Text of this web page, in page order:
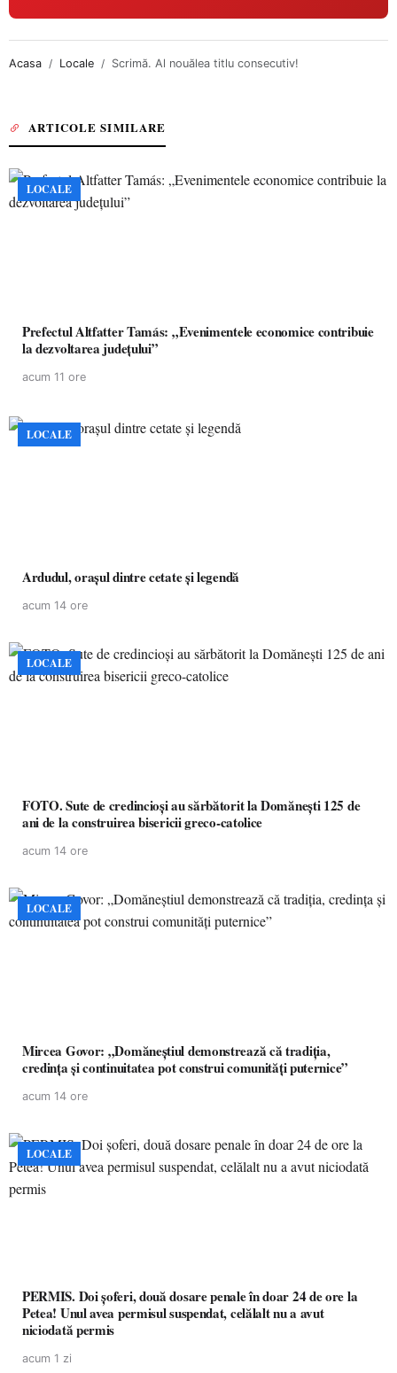
Acasa Locale Scrimă. Al nouălea titlu consecutiv!
ARTICOLE SIMILARE
LOCALE
Prefectul Altfatter Tamás: „Evenimentele economice contribuie
la dezvoltarea județului”
acum 11 ore
LOCALE
Ardudul, orașul dintre cetate și legendă
acum 14 ore
LOCALE
FOTO. Sute de credincioși au sărbătorit la Domănești 125 de
ani de la construirea bisericii greco-catolice
acum 14 ore
LOCALE
Mircea Govor: „Domăneștiul demonstrează că tradiția,
credința și continuitatea pot construi comunități puternice”
acum 14 ore
LOCALE
PERMIS. Doi șoferi, două dosare penale în doar 24 de ore la
Petea! Unul avea permisul suspendat, celălalt nu a avut
niciodată permis
acum 1 zi